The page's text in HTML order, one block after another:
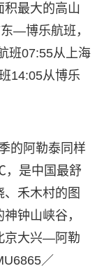
最大的高山
—博乐航班，
班07:55从上海
14:05从博乐
的阿勒泰同样
，是中国最舒
禾木村的图
钟山峡谷，
京大兴—阿勒
／